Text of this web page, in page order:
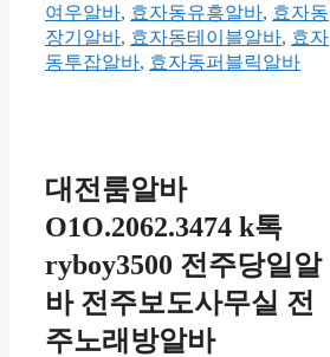
여우알바, 효자동유흥알바, 효자동
장기알바, 효자동테이블알바, 효자
동투잡알바, 효자동퍼블릭알바
대전룸알바
O1O.2062.3474 k톡
ryboy3500 전주당일알
바 전주보도사무실 전
주노래방알바